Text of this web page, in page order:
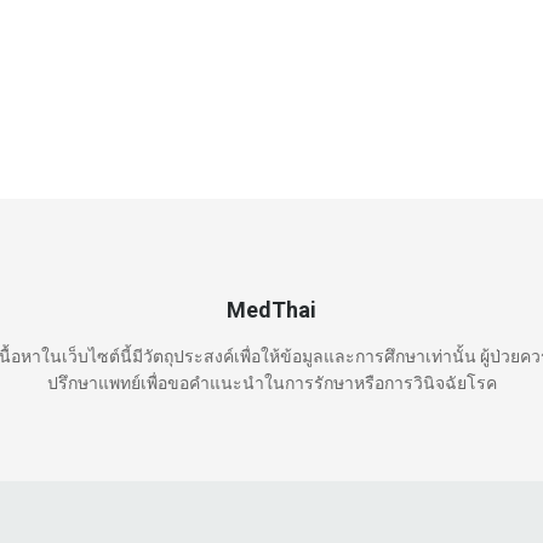
MedThai
อหาในเว็บไซต์นี้มีวัตถุประสงค์เพื่อให้ข้อมูลและการศึกษาเท่านั้น ผู้ป่วยค
ปรึกษาแพทย์เพื่อขอคำแนะนำในการรักษาหรือการวินิจฉัยโรค